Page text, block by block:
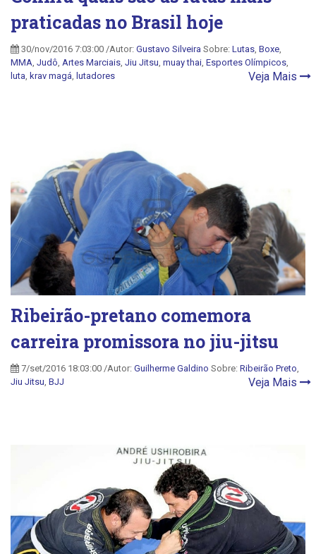
praticadas no Brasil hoje
30/nov/2016 7:03:00 /Autor: Gustavo Silveira Sobre: Lutas, Boxe,
MMA, Judô, Artes Marciais, Jiu Jitsu, muay thai, Esportes Olímpicos,
luta, krav magá, lutadores Veja Mais
Ribeirão-pretano comemora
carreira promissora no jiu-jitsu
7/set/2016 18:03:00 /Autor: Guilherme Galdino Sobre: Ribeirão Preto
Jiu Jitsu BJJ Veja Mais